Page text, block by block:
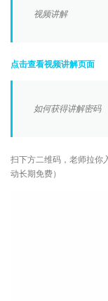
视频讲解
点击查看视频讲解页面
如何获得讲解密码
扫下方二维码，老师拉你
动长期免费）